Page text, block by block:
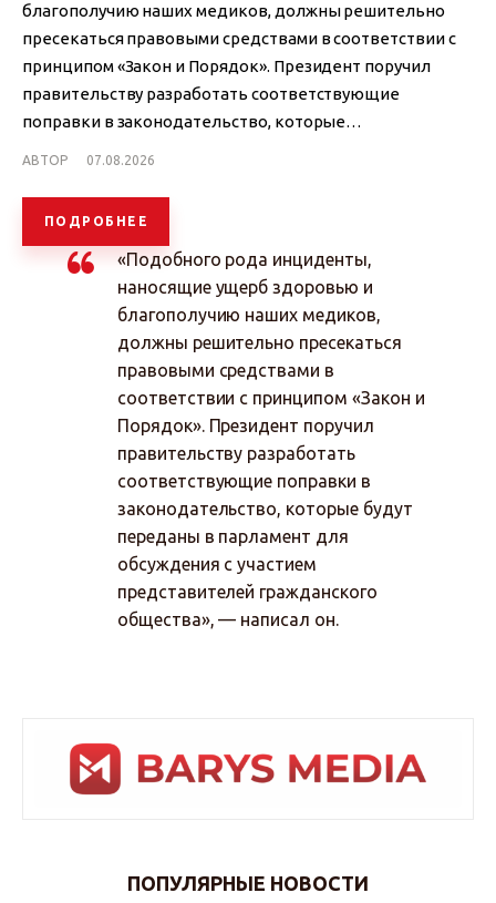
благополучию наших медиков, должны решительно
пресекаться правовыми средствами в соответствии с
принципом «Закон и Порядок». Президент поручил
правительству разработать соответствующие
поправки в законодательство, которые…
АВТОР 07.08.2026
ПОДРОБНЕЕ
«Подобного рода инциденты,
наносящие ущерб здоровью и
благополучию наших медиков,
должны решительно пресекаться
правовыми средствами в
соответствии с принципом «Закон и
Порядок». Президент поручил
правительству разработать
соответствующие поправки в
законодательство, которые будут
переданы в парламент для
обсуждения с участием
представителей гражданского
общества», — написал он.
ПОПУЛЯРНЫЕ НОВОСТИ